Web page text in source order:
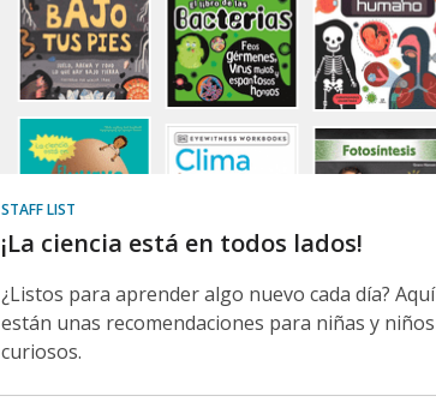
STAFF LIST
¡La ciencia está en todos lados!
¿Listos para aprender algo nuevo cada día? Aquí
están unas recomendaciones para niñas y niños
curiosos.